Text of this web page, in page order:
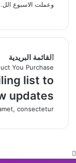
وعملت الاسبوع
القائمة البريدية
You Purchase
list to
updates!
consectetur.